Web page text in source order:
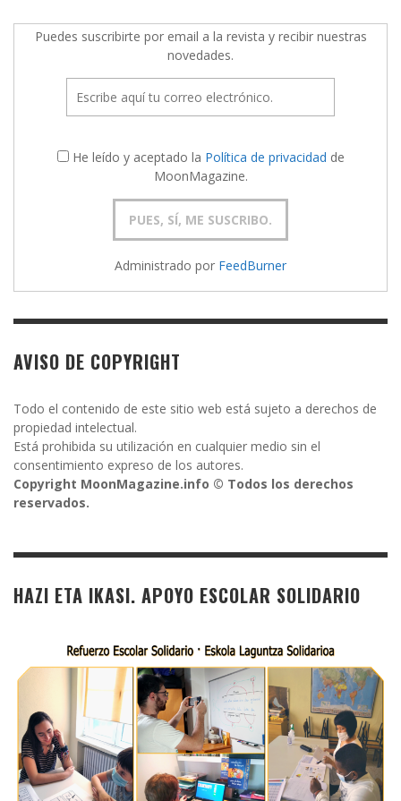
Puedes suscribirte por email a la revista y recibir nuestras
novedades.
He leído y aceptado la Política de privacidad de
MoonMagazine.
Administrado por FeedBurner
AVISO DE COPYRIGHT
Todo el contenido de este sitio web está sujeto a derechos de
propiedad intelectual.
Está prohibida su utilización en cualquier medio sin el
consentimiento expreso de los autores.
Copyright MoonMagazine.info © Todos los derechos
reservados.
HAZI ETA IKASI. APOYO ESCOLAR SOLIDARIO